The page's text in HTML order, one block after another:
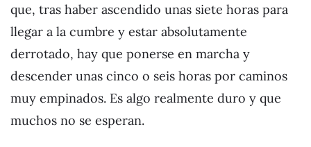
que, tras haber ascendido unas siete horas para
llegar a la cumbre y estar absolutamente
derrotado, hay que ponerse en marcha y
descender unas cinco o seis horas por caminos
muy empinados. Es algo realmente duro y que
muchos no se esperan.